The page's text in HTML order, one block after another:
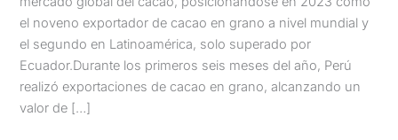
el noveno exportador de cacao en grano a nivel mundial y
el segundo en Latinoamérica, solo superado por
Ecuador.Durante los primeros seis meses del año, Perú
realizó exportaciones de cacao en grano, alcanzando un
valor de […]